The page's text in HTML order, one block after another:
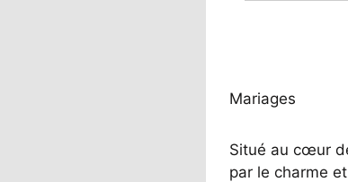
Mariages
Situé au cœur
par le charme